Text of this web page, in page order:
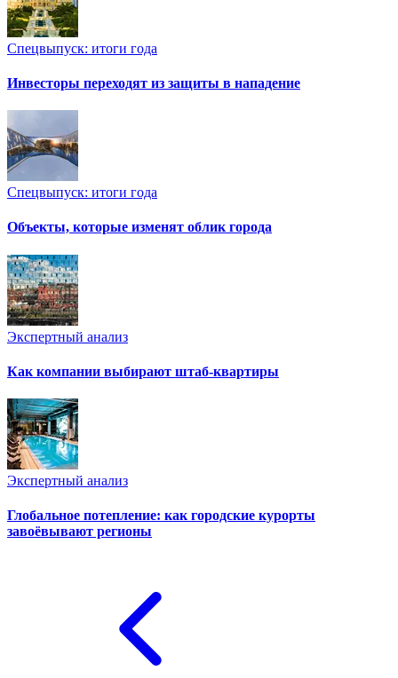
Спецвыпуск: итоги года
Инвесторы переходят из защиты в нападение
Спецвыпуск: итоги года
Объекты, которые изменят облик города
Экспертный анализ
Как компании выбирают штаб-квартиры
Экспертный анализ
Глобальное потепление: как городские курорты
завоёвывают регионы